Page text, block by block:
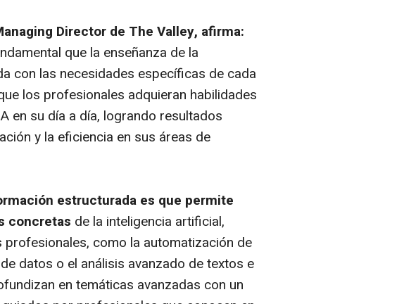
Director de The Valley, afirma:
que la enseñanza de la
con las necesidades específicas de cada
los profesionales adquieran habilidades
en su día a día, logrando resultados
y la eficiencia en sus áreas de
estructurada es que permite
concretas de la inteligencia artificial,
como la automatización de
datos o el análisis avanzado de textos e
en temáticas avanzadas con un